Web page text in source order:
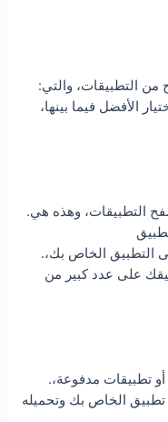
:توجد طرق مختلفة يمكن بها تحقيق أرباح من التطبيقات، والتي
الأفضل فيما بينها،
.كثيراً ما نرى تطبيقات واردة إلينا عند تصفح التطبيقات، وهذه هي
.وهي السماح لشبكة إعلانات بالإعلان على التطبيق الخاص بك،
على عدد كبير من
.تتنوع التطبيقات ما بين تطبيقات مجانية أو تطبيقات مدفوعة،
الخاص بك وتحميله